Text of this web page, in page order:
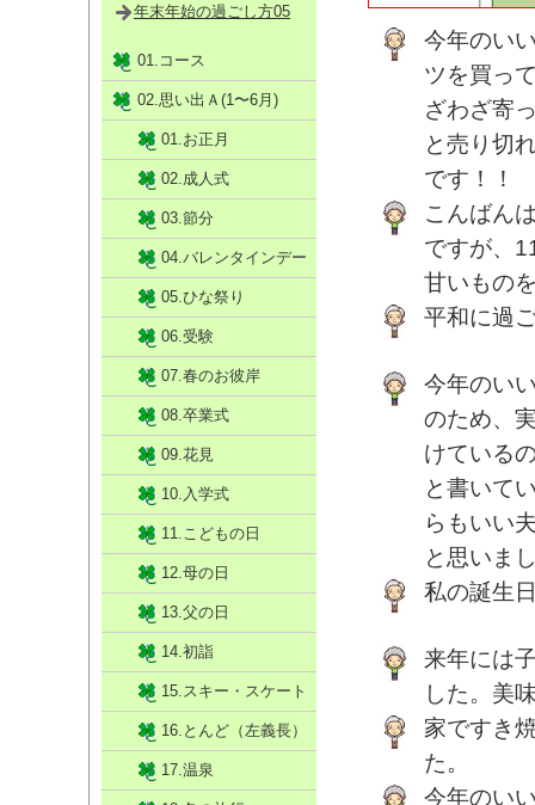
今年のい
ツを買っ
ざわざ寄
と売り切
です！！
こんばん
ですが、
甘いもの
平和に過
今年のい
のため、
けている
と書いて
らもいい
と思いま
私の誕生
来年には
した。美
家ですき
た。
今年のい
年末年始の過ごし方05
01.コース
02.思い出Ａ(1〜6月)
01.お正月
02.成人式
03.節分
04.バレンタインデー
05.ひな祭り
06.受験
07.春のお彼岸
08.卒業式
09.花見
10.入学式
11.こどもの日
12.母の日
13.父の日
14.初詣
15.スキー・スケート
16.とんど（左義長）
17.温泉